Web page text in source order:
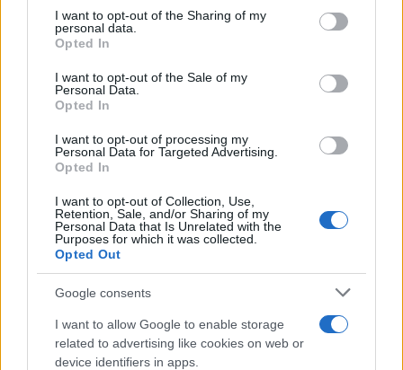
not limited to your visit or usage behaviour. You may click to
grant or deny consent to Google and its third-party tags to
use your data for below specified purposes in below Google
consent section.
I want to opt-out of the Sharing of my
personal data.
Opted In
I want to opt-out of the Sale of my
Personal Data.
Opted In
I want to opt-out of processing my
Personal Data for Targeted Advertising.
Opted In
I want to opt-out of Collection, Use,
Retention, Sale, and/or Sharing of my
Personal Data that Is Unrelated with the
Purposes for which it was collected.
Opted Out
Google consents
I want to allow Google to enable storage
related to advertising like cookies on web or
device identifiers in apps.
cliccandoqui
TEMI:
Lu Carrasciali Timpiesu
Notizie Tempio Pausania
Inviaci le tue segnalazioni,
Su WhatsApp al numero +39
345 356 7512
Entra nel canale telegram di
GalluraOggi.it